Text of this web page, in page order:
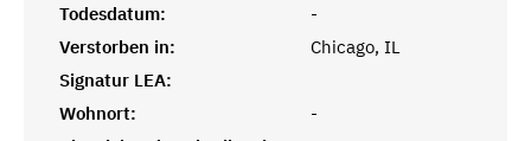
Todesdatum:
-
Verstorben in:
Chicago, IL
Signatur LEA:
Wohnort:
-